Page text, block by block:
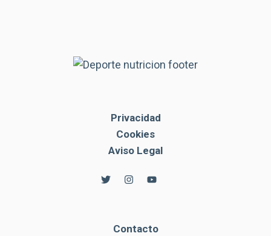
Privacidad
Cookies
Aviso Legal
Contacto